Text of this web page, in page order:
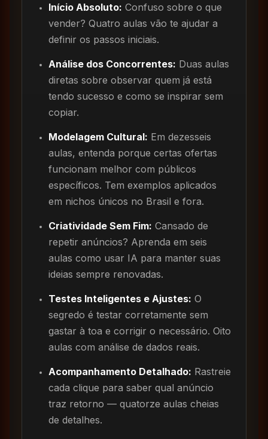
Início Absoluto: Confuso sobre o que
vender? Quatro aulas vão te ajudar a
definir os passos iniciais.
Análise dos Concorrentes: Duas aulas
diretas sobre observar quem já está
tendo sucesso e como se inspirar sem
copiar.
Modelagem Cultural: Em dezesseis
aulas, entenda porque certas ofertas
funcionam melhor com públicos
específicos. Tem exemplos aplicados
em nichos únicos no Brasil e fora.
Criatividade Sem Fim: Cansado de
repetir anúncios? Aprenda em seis
aulas como usar IA para manter suas
ideias sempre renovadas.
Testes Inteligentes e Ajustes: O
segredo é testar corretamente sem
gastar à toa e corrigir o necessário. Oito
aulas com análise de dados reais.
Acompanhamento Detalhado: Rastreie
cada clique para saber qual anúncio
traz retorno — quatorze aulas cheias
de detalhes.